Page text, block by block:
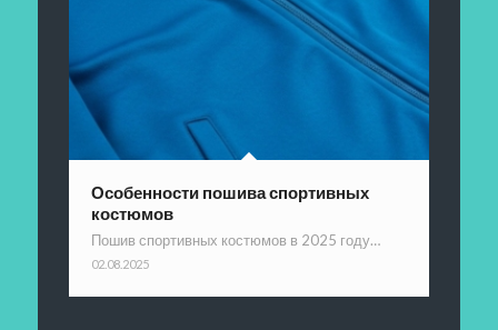
Особенности пошива спортивных
костюмов
Пошив спортивных костюмов в 2025 году…
02.08.2025